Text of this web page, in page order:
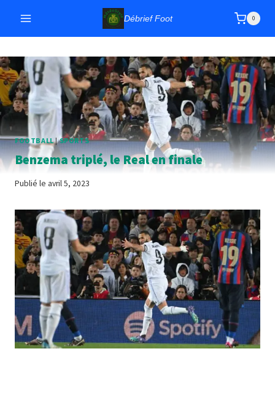
contenu
Débrief Foot 0
FOOTBALL|SPORTS
Benzema triplé, le Real en finale
Publié le avril 5, 2023